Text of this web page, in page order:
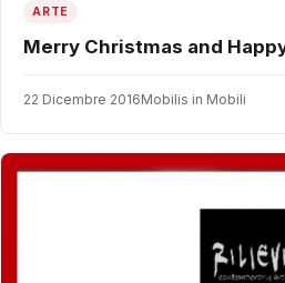
ARTE
Merry Christmas and
22 Dicembre 2016Mobilis in Mobili